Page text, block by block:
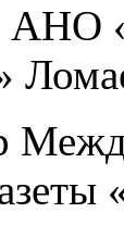
АНО